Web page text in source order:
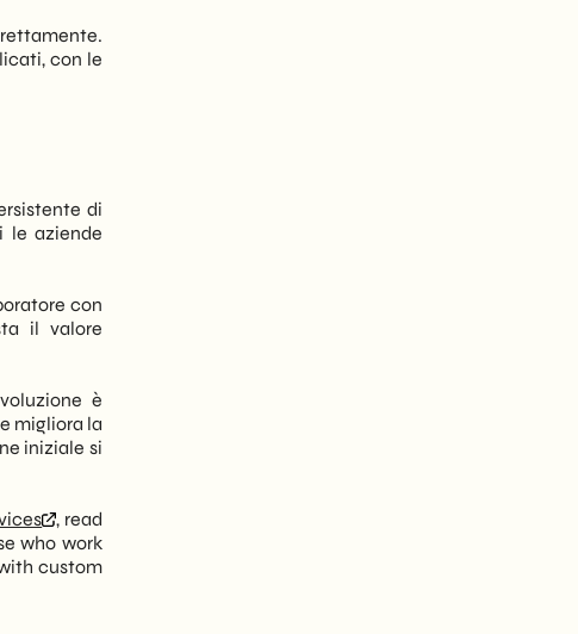
con le
di
le aziende
con
il valore
è
migliora la
iniziale si
, read
who work
custom